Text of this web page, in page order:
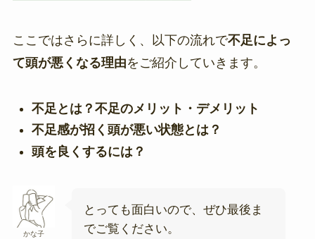
ここではさらに詳しく、以下の流れで不足によっ
て頭が悪くなる理由をご紹介していきます。
不足とは？不足のメリット・デメリット
不足感が招く頭が悪い状態とは？
頭を良くするには？
かな子
とっても面白いので、ぜひ最後ま
でご覧ください。